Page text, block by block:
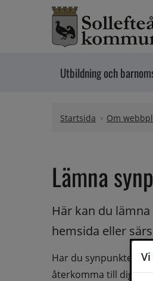
Hoppa till innehåll
Utbildning och
Startsida Om
Lämna
Här kan du
hemsida eller
Har du synpunkter på
återkomma till dig